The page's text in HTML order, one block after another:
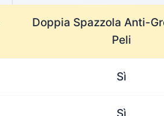
Doppia Spazzola Anti-
Peli
Sì